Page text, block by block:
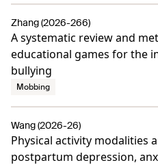
A systematic review and
educational games for the
bullying
Zhang (2026-266)
Mobbing
Physical activity modalities
postpartum depression,
Wang (2026-26)